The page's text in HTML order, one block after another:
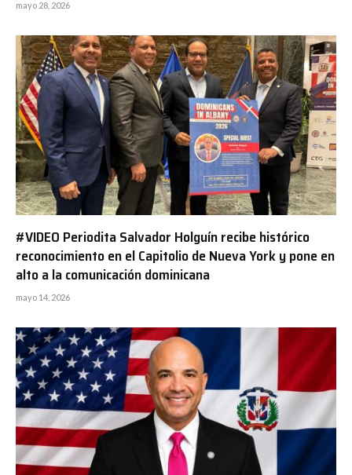
mayo 28, 2026
#VIDEO Periodita Salvador Holguín recibe histórico
reconocimiento en el Capitolio de Nueva York y pone en
alto a la comunicación dominicana
mayo 14, 2026